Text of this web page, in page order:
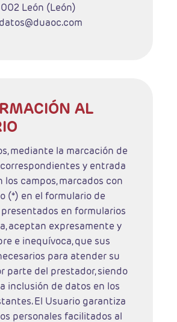
León (León)
AL
mediante la marcación de
y entrada
los campos, marcados con
(*) en el formulario de
en formularios
aceptan expresamente y
e inequívoca, que sus
para atender su
parte del prestador, siendo
inclusión de datos en los
El Usuario garantiza
personales facilitados al